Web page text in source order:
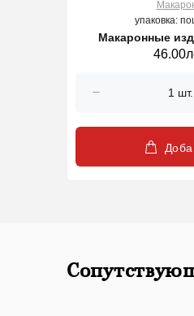
упаковка:
Макаронные